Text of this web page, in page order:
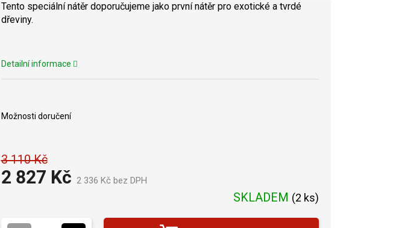
3 110 Kč
2 827 Kč 2 336 Kč bez DPH
SKLADEM (2 ks)
Možnosti doručení
Tento speciální nátěr doporučujeme jako první nátěr pro exotické a tvrdé
dřeviny.
Detailní informace